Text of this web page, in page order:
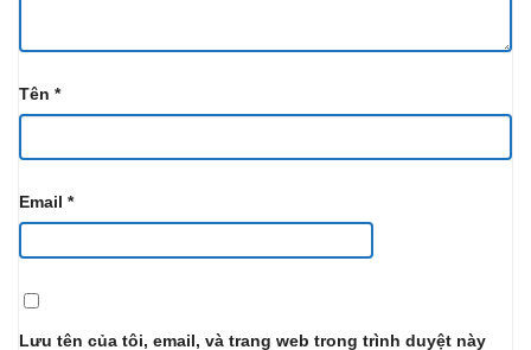
Tên *
Email *
Lưu tên của tôi, email, và trang web trong trình duyệt này